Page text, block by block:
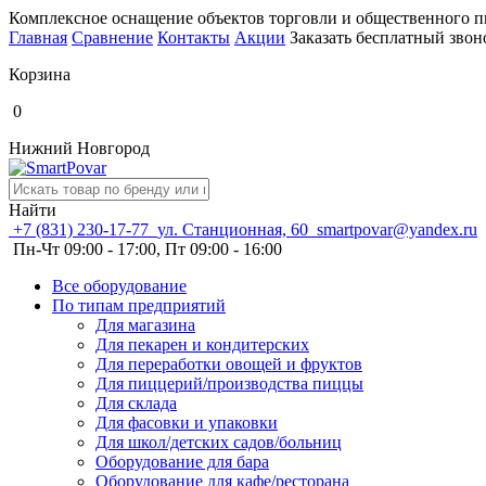
Комплексное оснащение объектов торговли и общественного
Главная Сравнение Контакты Акции Заказать бесплатный
Корзина
0
Нижний Новгород
Найти
+7 (831) 230-17-77 ул. Станционная, 60 smartpovar@yandex.ru
Пн-Чт 09:00 - 17:00, Пт 09:00 - 16:00
Все оборудование
По типам предприятий
Для магазина
Для пекарен и кондитерских
Для переработки овощей и фруктов
Для пиццерий/производства пиццы
Для склада
Для фасовки и упаковки
Для школ/детских садов/больниц
Оборудование для бара
Оборудование для кафе/ресторана